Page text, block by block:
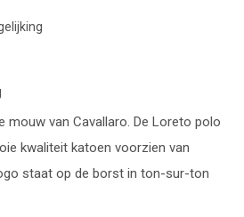
mouw van Cavallaro. De Loreto polo
kwaliteit katoen voorzien van
staat op de borst in ton-sur-ton